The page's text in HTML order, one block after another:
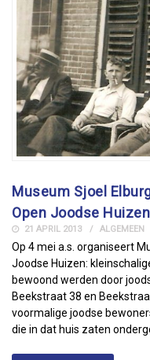
Museum Sjoel
Open Joodse
21 APRIL 2013 ALGEMEEN
Op 4 mei a.s. organiseert
Joodse Huizen:
bewoond werden door
Beekstraat 38 en
voormalige joodse
die in dat huis zaten